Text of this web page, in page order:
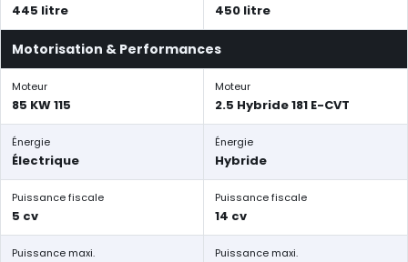
445 litre 450 litre
Motorisation & Performances
Moteur
85 KW 115
Moteur
2.5 Hybride 181 E-CVT
Énergie
Électrique
Énergie
Hybride
Puissance fiscale
5 cv
Puissance fiscale
14 cv
Puissance maxi. Puissance maxi.